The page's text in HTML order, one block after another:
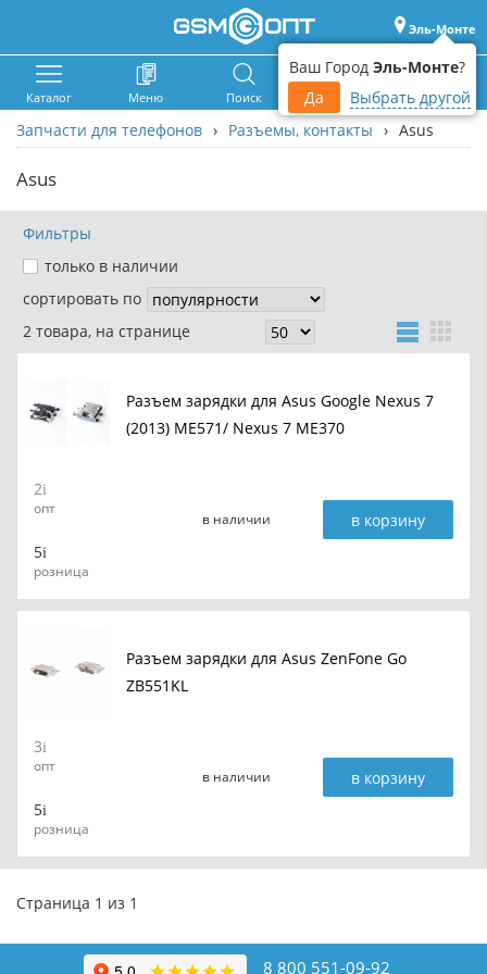
Ваш Город Эль-Монте?
Да
Выбрать другой
Эль-Монте
Каталог Меню Поиск Корзина Войти
Запчасти для телефонов › Разъемы, контакты › Asus
Asus
Фильтры
только в наличии
сортировать по
2 товара, на странице
Разъем зарядки для Asus Google Nexus 7
(2013) ME571/ Nexus 7 ME370
2
опт
5
розница
в наличии в корзину
Разъем зарядки для Asus ZenFone Go
ZB551KL
3
опт
5
розница
в наличии в корзину
Страница 1 из 1
8 800 551-09-92